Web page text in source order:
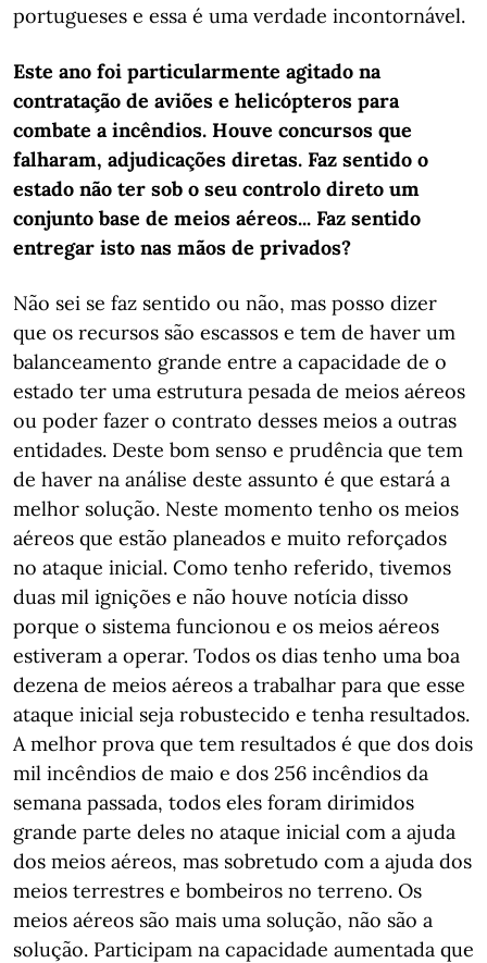
portugueses e essa é uma verdade incontornável.
Este ano foi particularmente agitado na
contratação de aviões e helicópteros para
combate a incêndios. Houve concursos que
falharam, adjudicações diretas. Faz sentido o
estado não ter sob o seu controlo direto um
conjunto base de meios aéreos... Faz sentido
entregar isto nas mãos de privados?
Não sei se faz sentido ou não, mas posso dizer
que os recursos são escassos e tem de haver um
balanceamento grande entre a capacidade de o
estado ter uma estrutura pesada de meios aéreos
ou poder fazer o contrato desses meios a outras
entidades. Deste bom senso e prudência que tem
de haver na análise deste assunto é que estará a
melhor solução. Neste momento tenho os meios
aéreos que estão planeados e muito reforçados
no ataque inicial. Como tenho referido, tivemos
duas mil ignições e não houve notícia disso
porque o sistema funcionou e os meios aéreos
estiveram a operar. Todos os dias tenho uma boa
dezena de meios aéreos a trabalhar para que esse
ataque inicial seja robustecido e tenha resultados.
A melhor prova que tem resultados é que dos dois
mil incêndios de maio e dos 256 incêndios da
semana passada, todos eles foram dirimidos
grande parte deles no ataque inicial com a ajuda
dos meios aéreos, mas sobretudo com a ajuda dos
meios terrestres e bombeiros no terreno. Os
meios aéreos são mais uma solução, não são a
solução. Participam na capacidade aumentada que